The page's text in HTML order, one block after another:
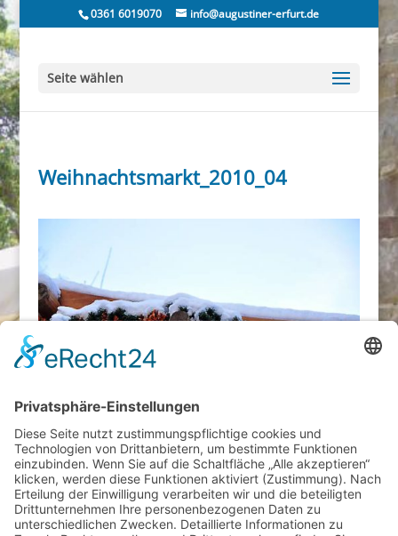
0361 6019070 info@augustiner-erfurt.de
Seite wählen
Weihnachtsmarkt_2010_04